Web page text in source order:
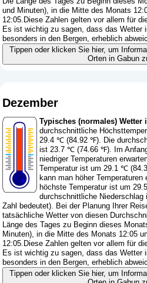
und Minuten), in die Mitte des Monats
12:05.Diese Zahlen gelten vor allem für
Es ist wichtig zu sagen, dass das Wetter
besonders in den Bergen, erheblich
Tippen oder klicken Sie hier, um
Orten in Gabun
Dezember
Typisches (normales) Wetter
durchschnittliche
29.4 ℃ (84.92 ℉). Die
ist 23.7 ℃ (74.66 ℉). Im
niedriger Temperaturen
Temperatur ist um 29.1 ℃
kann man höher
höchste Temperatur ist um
durchschnittliche Niederschlag
Zahl bedeutet). Bei der Planung Ihrer
tatsächliche Wetter von diesen
Länge des Tages zu Beginn dieses
Minuten), in die Mitte des Monats 12:05
12:05.Diese Zahlen gelten vor allem für
Es ist wichtig zu sagen, dass das Wetter
besonders in den Bergen, erheblich
Tippen oder klicken Sie hier, um